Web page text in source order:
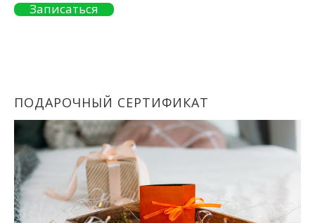
Записаться
ПОДАРОЧНЫЙ СЕРТИФИКАТ